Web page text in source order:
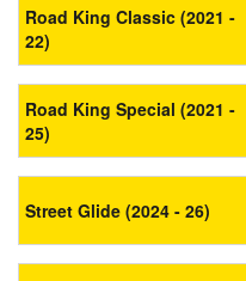
Road King Classic (2021 -
22)
Road King Special (2021 -
25)
Street Glide (2024 - 26)